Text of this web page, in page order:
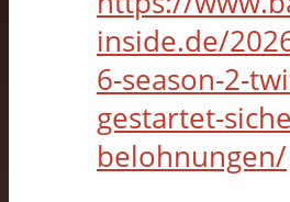
inside.de/
6-season-2-
gestartet-
belohnungen/